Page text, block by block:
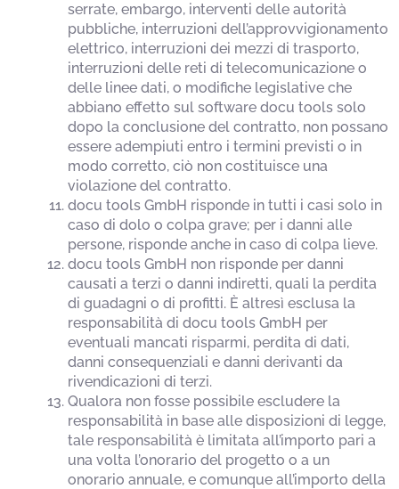
serrate, embargo, interventi delle autorità
pubbliche, interruzioni dell’approvvigionamento
elettrico, interruzioni dei mezzi di trasporto,
interruzioni delle reti di telecomunicazione o
delle linee dati, o modifiche legislative che
abbiano effetto sul software docu tools solo
dopo la conclusione del contratto, non possano
essere adempiuti entro i termini previsti o in
modo corretto, ciò non costituisce una
violazione del contratto.
docu tools GmbH risponde in tutti i casi solo in
caso di dolo o colpa grave; per i danni alle
persone, risponde anche in caso di colpa lieve.
docu tools GmbH non risponde per danni
causati a terzi o danni indiretti, quali la perdita
di guadagni o di profitti. È altresì esclusa la
responsabilità di docu tools GmbH per
eventuali mancati risparmi, perdita di dati,
danni consequenziali e danni derivanti da
rivendicazioni di terzi.
Qualora non fosse possibile escludere la
responsabilità in base alle disposizioni di legge,
tale responsabilità è limitata all’importo pari a
una volta l’onorario del progetto o a un
onorario annuale, e comunque all’importo della